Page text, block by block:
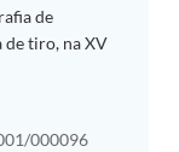
de
de tiro, na XV
000096